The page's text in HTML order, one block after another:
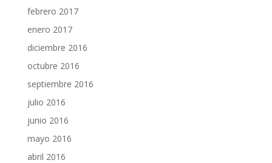
febrero 2017
enero 2017
diciembre 2016
octubre 2016
septiembre 2016
julio 2016
junio 2016
mayo 2016
abril 2016